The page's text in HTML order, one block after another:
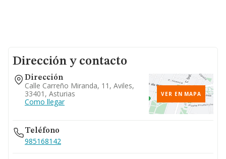
Dirección y contacto
Dirección
Calle Carreño Miranda, 11, Aviles,
33401, Asturias
Como llegar
VER EN MAPA
Teléfono
985168142